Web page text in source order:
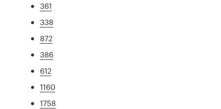
361
338
872
386
612
1160
1758